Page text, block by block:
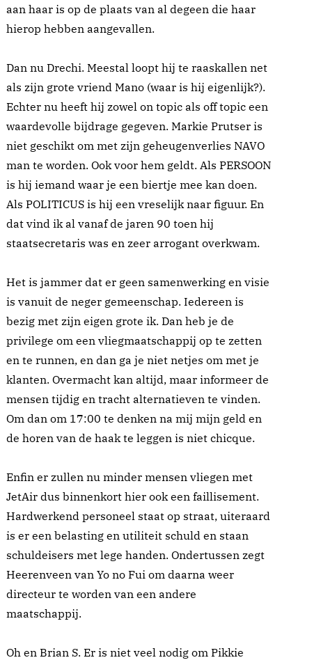
aan haar is op de plaats van al degeen die haar
hierop hebben aangevallen.
Dan nu Drechi. Meestal loopt hij te raaskallen net
als zijn grote vriend Mano (waar is hij eigenlijk?).
Echter nu heeft hij zowel on topic als off topic een
waardevolle bijdrage gegeven. Markie Prutser is
niet geschikt om met zijn geheugenverlies NAVO
man te worden. Ook voor hem geldt. Als PERSOON
is hij iemand waar je een biertje mee kan doen.
Als POLITICUS is hij een vreselijk naar figuur. En
dat vind ik al vanaf de jaren 90 toen hij
staatsecretaris was en zeer arrogant overkwam.
Het is jammer dat er geen samenwerking en visie
is vanuit de neger gemeenschap. Iedereen is
bezig met zijn eigen grote ik. Dan heb je de
privilege om een vliegmaatschappij op te zetten
en te runnen, en dan ga je niet netjes om met je
klanten. Overmacht kan altijd, maar informeer de
mensen tijdig en tracht alternatieven te vinden.
Om dan om 17:00 te denken na mij mijn geld en
de horen van de haak te leggen is niet chicque.
Enfin er zullen nu minder mensen vliegen met
JetAir dus binnenkort hier ook een faillisement.
Hardwerkend personeel staat op straat, uiteraard
is er een belasting en utiliteit schuld en staan
schuldeisers met lege handen. Ondertussen zegt
Heerenveen van Yo no Fui om daarna weer
directeur te worden van een andere
maatschappij.
Oh en Brian S. Er is niet veel nodig om Pikkie